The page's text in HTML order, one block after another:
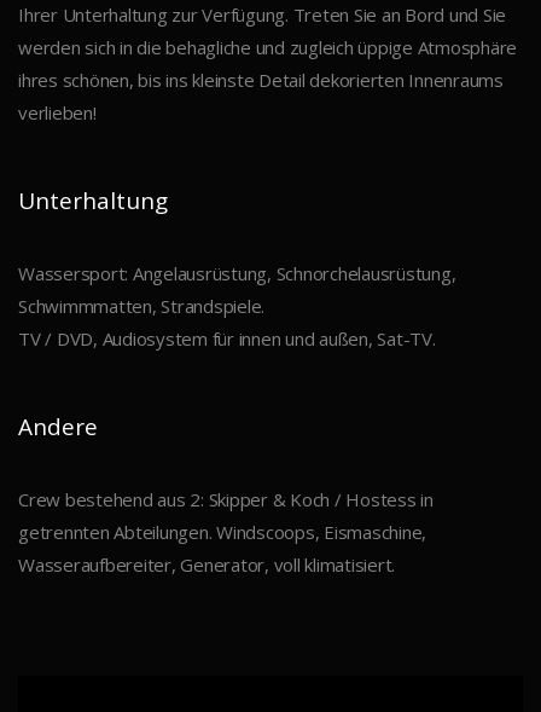
Ihrer Unterhaltung zur Verfügung. Treten Sie an Bord und Sie
werden sich in die behagliche und zugleich üppige Atmosphäre
ihres schönen, bis ins kleinste Detail dekorierten Innenraums
verlieben!
Unterhaltung
Wassersport: Angelausrüstung, Schnorchelausrüstung,
Schwimmmatten, Strandspiele.
TV / DVD, Audiosystem für innen und außen, Sat-TV.
Andere
Crew bestehend aus 2: Skipper & Koch / Hostess in
getrennten Abteilungen. Windscoops, Eismaschine,
Wasseraufbereiter, Generator, voll klimatisiert.